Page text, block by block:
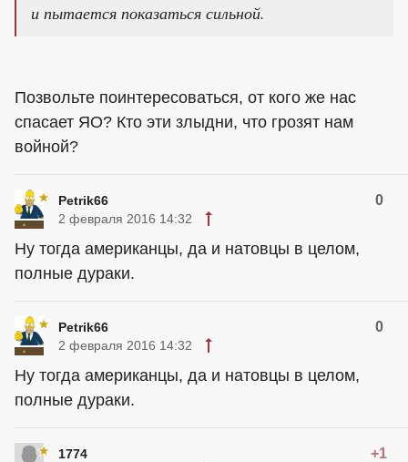
и пытается показаться сильной.
Позвольте поинтересоваться, от кого же нас
спасает ЯО? Кто эти злыдни, что грозят нам
войной?
Petrik66 0
2 февраля 2016 14:32
Ну тогда американцы, да и натовцы в целом,
полные дураки.
Petrik66 0
2 февраля 2016 14:32
Ну тогда американцы, да и натовцы в целом,
полные дураки.
1774 +1